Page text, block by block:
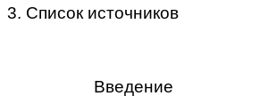
3. Список источников
Введение